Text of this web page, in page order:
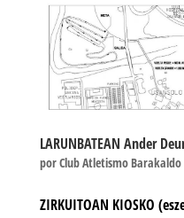
LARUNBATEAN Ander
porClub Atletismo Barakaldo
ZIRKUITOAN KIOSKO